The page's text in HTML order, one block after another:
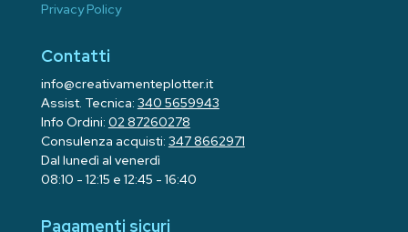
Privacy Policy
Contatti
info@creativamenteplotter.it
Assist. Tecnica: 340 5659943
Info Ordini: 02 87260278
Consulenza acquisti: 347 8662971
Dal lunedì al venerdì
08:10 - 12:15 e 12:45 - 16:40
Pagamenti sicuri